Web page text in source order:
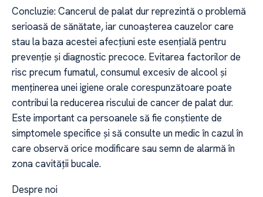
Concluzie: Cancerul de palat dur reprezintă o problemă
serioasă de sănătate, iar cunoașterea cauzelor care
stau la baza acestei afecțiuni este esențială pentru
prevenție și diagnostic precoce. Evitarea factorilor de
risc precum fumatul, consumul excesiv de alcool și
menținerea unei igiene orale corespunzătoare poate
contribui la reducerea riscului de cancer de palat dur.
Este important ca persoanele să fie conștiente de
simptomele specifice și să consulte un medic în cazul în
care observă orice modificare sau semn de alarmă în
zona cavității bucale.
Despre noi